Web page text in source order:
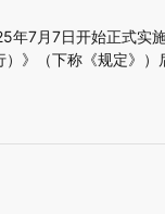
年7月7日开始正式实
》（下称《规定》